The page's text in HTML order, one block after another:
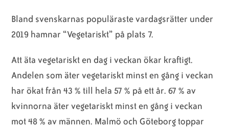
Bland svenskarnas populäraste vardagsrätter under
2019 hamnar “Vegetariskt” på plats 7.
Att äta vegetariskt en dag i veckan ökar kraftigt.
Andelen som äter vegetariskt minst en gång i veckan
har ökat från 43 % till hela 57 % på ett år. 67 % av
kvinnorna äter vegetariskt minst en gång i veckan
mot 48 % av männen. Malmö och Göteborg toppar